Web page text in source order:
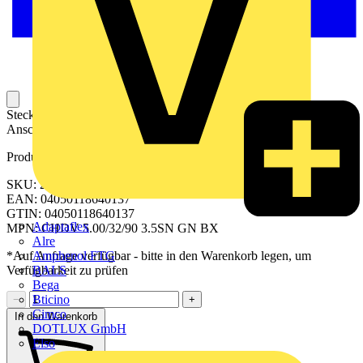
Adaptaflex
Alre
Amphenol FTG
BALS
Bega
Bticino
Cimco
DOTLUX GmbH
Elso
Steckbarer Leiterplatten-Anschluss mit innovatiever
Anschlusstechnologie für eine sichere und intuitive Handhabung.
Produktkennzeichen
SKU: 2646840000
EAN: 04050118640137
GTIN: 04050118640137
MPN: CHDV 5.00/32/90 3.5SN GN BX
*Auf Anfrage verfügbar - bitte in den Warenkorb legen, um
Verfügbarkeit zu prüfen
−
+
In den Warenkorb